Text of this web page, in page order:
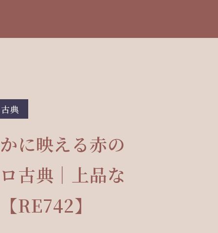
典
に映える赤の
古典｜上品な
RE742】